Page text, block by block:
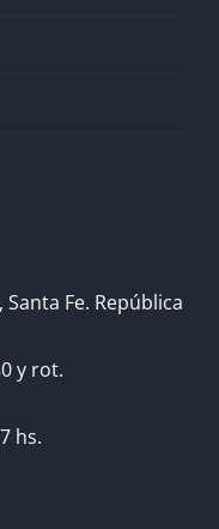
Fe. República
y rot.
hs.